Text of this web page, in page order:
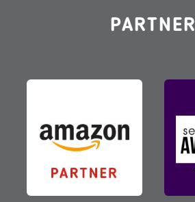
PARTNER